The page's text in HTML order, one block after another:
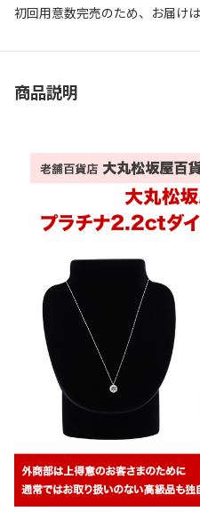
初回用意数完売のため、お届け
商品説明